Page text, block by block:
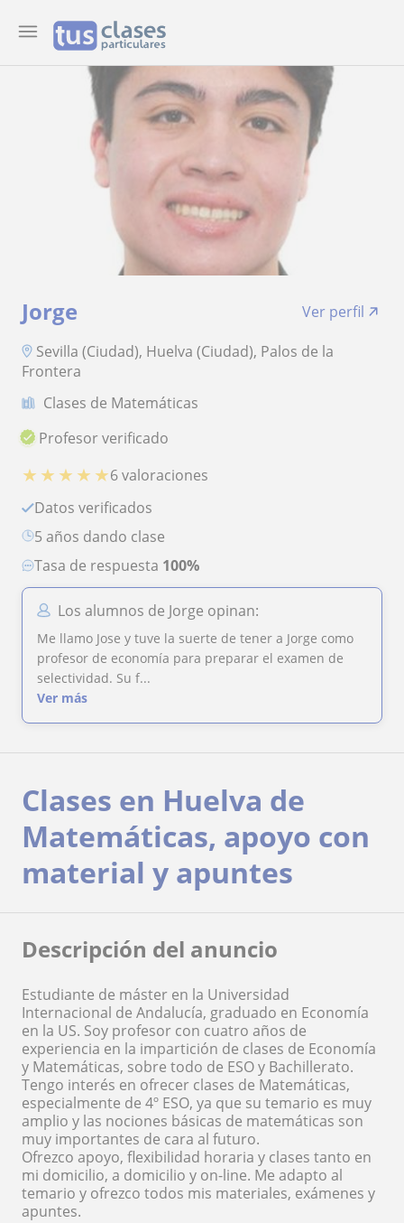
Jorge
Ver perfil
Sevilla (Ciudad), Huelva (Ciudad), Palos de la
Frontera
Clases de Matemáticas
Profesor verificado
★ ★ ★ ★ ★6 valoraciones
Datos verificados
5 años dando clase
Tasa de respuesta 100%
Los alumnos de Jorge opinan:
Me llamo Jose y tuve la suerte de tener a Jorge como
profesor de economía para preparar el examen de
selectividad. Su f...
Ver más
Clases en Huelva de
Matemáticas, apoyo con
material y apuntes
Descripción del anuncio
Estudiante de máster en la Universidad
Internacional de Andalucía, graduado en Economía
en la US. Soy profesor con cuatro años de
experiencia en la impartición de clases de Economía
y Matemáticas, sobre todo de ESO y Bachillerato.
Tengo interés en ofrecer clases de Matemáticas,
especialmente de 4º ESO, ya que su temario es muy
amplio y las nociones básicas de matemáticas son
muy importantes de cara al futuro.
Ofrezco apoyo, flexibilidad horaria y clases tanto en
mi domicilio, a domicilio y on-line. Me adapto al
temario y ofrezco todos mis materiales, exámenes y
apuntes.